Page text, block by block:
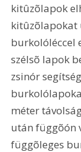
kitûzõlapok
kitûzõlapokat
burkolóléccel
szélsõ lapok
zsinór
méter
után függõón
függõleges